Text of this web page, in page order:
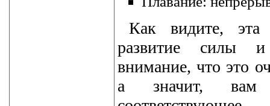
Как видите, эта
развитие силы и
внимание, что это
а значит, вам